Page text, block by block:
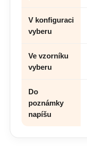
V konfiguraci
vyberu
Ve vzorníku
vyberu
Do
poznámky
napíšu